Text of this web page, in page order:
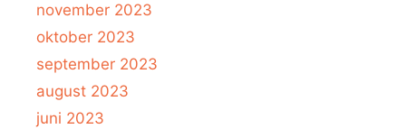
november 2023
oktober 2023
september 2023
august 2023
juni 2023